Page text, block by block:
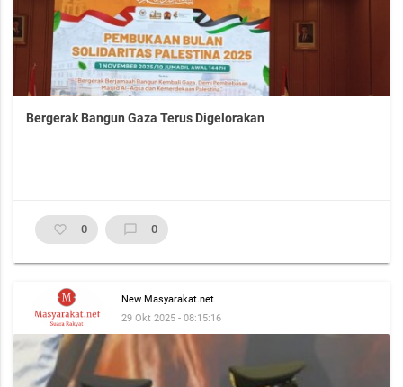
Bergerak Bangun Gaza Terus Digelorakan
favorite_border 0 chat_bubble_outline 0
New Masyarakat.net
29 Okt 2025 - 08:15:16